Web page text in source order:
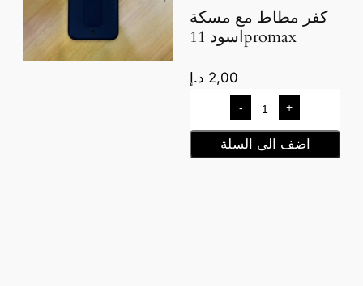
كفر مطاط مع مسكة
اسود 11promax
2,00 د.إ
- +
اضف الى السلة